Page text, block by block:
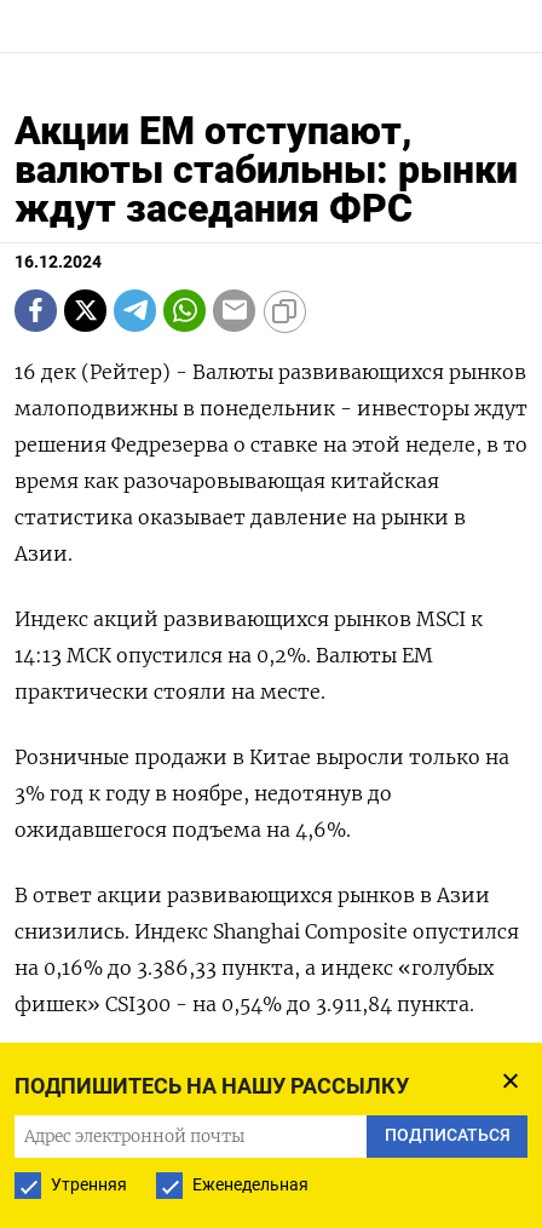
ПОДПИШИТЕСЬ НА НАШУ РАССЫЛКУ
ПОДПИСАТЬСЯ
Утренняя Еженедельная
Акции EM отступают,
валюты стабильны: рынки
ждут заседания ФРС
16.12.2024
16 дек (Рейтер) - Валюты развивающихся рынков
малоподвижны в понедельник - инвесторы ждут
решения Федрезерва о ставке на этой неделе, в то
время как разочаровывающая китайская
статистика оказывает давление на рынки в
Азии.
Индекс акций развивающихся рынков MSCI к
14:13 МСК опустился на 0,2%. Валюты ЕМ
практически стояли на месте.
Розничные продажи в Китае выросли только на
3% год к году в ноябре, недотянув до
ожидавшегося подъема на 4,6%.
В ответ акции развивающихся рынков в Азии
снизились. Индекс Shanghai Composite опустился
на 0,16% до 3.386,33 пункта, а индекс «голубых
фишек» CSI300 - на 0,54% до 3.911,84 пункта.
развивающиеся рынки, как Африка, будут нести
бремя каких-либо крайних мер, которые Трамп
может ввести по отношению к Китаю», - сказал